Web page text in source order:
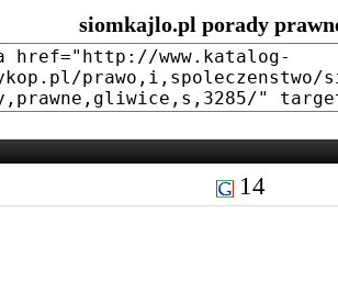
siomkajlo.pl porady
14